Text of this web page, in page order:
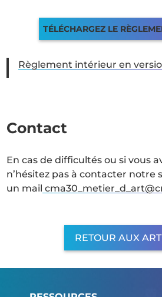
TÉLÉCHARGEZ LE
Règlement intérieur en
Contact
En cas de difficultés ou si vous
n’hésitez pas à contacter notre
un mail
RETOUR AUX